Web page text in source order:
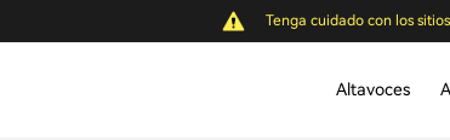
Tenga cuidado con los
Altavoces